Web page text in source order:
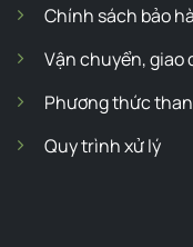
Chính sách bảo
Vận chuyển, giao
Phương thức
Quy trình xử lý